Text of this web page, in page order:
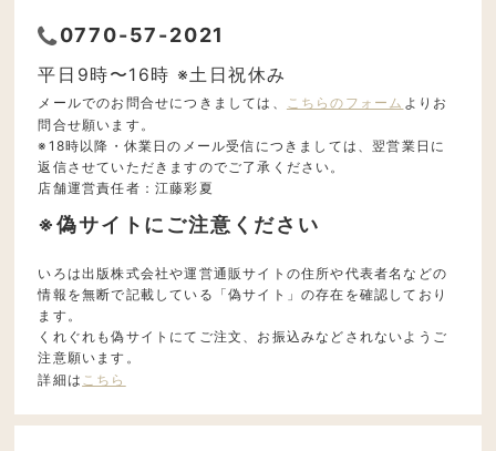
0770-57-2021
平日9時〜16時 ※土日祝休み
メールでのお問合せにつきましては、 こちらのフォーム よりお
問合せ願います。
※18時以降・休業日のメール受信につきましては、翌営業日に
返信させていただきますのでご了承ください。
店舗運営責任者：江藤彩夏
※偽サイトにご注意ください
いろは出版株式会社や運営通販サイトの住所や代表者名などの
情報を無断で記載している「偽サイト」の存在を確認しており
ます。
くれぐれも偽サイトにてご注文、お振込みなどされないようご
注意願います。
詳細は こちら